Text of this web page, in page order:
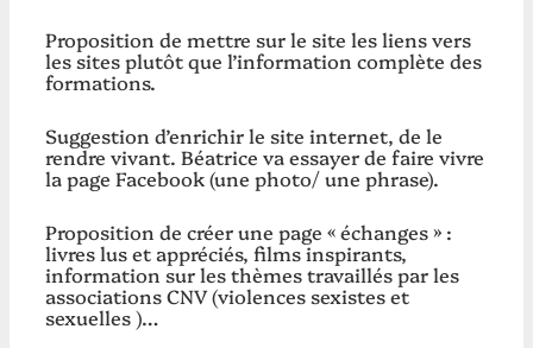
Proposition de mettre sur le site les liens vers
les sites plutôt que l’information complète des
formations.
Suggestion d’enrichir le site internet, de le
rendre vivant. Béatrice va essayer de faire vivre
la page Facebook (une photo/ une phrase).
Proposition de créer une page « échanges » :
livres lus et appréciés, films inspirants,
information sur les thèmes travaillés par les
associations CNV (violences sexistes et
sexuelles )…